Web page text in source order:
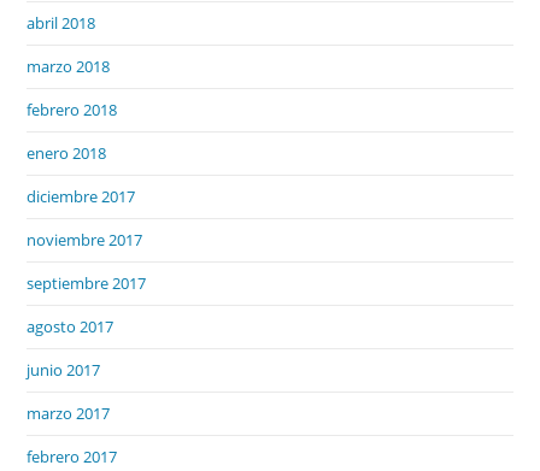
abril 2018
marzo 2018
febrero 2018
enero 2018
diciembre 2017
noviembre 2017
septiembre 2017
agosto 2017
junio 2017
marzo 2017
febrero 2017